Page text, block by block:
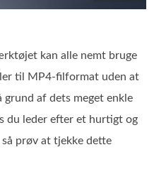
kan alle nemt bruge
til MP4-filformat uden at
grund af dets meget enkle
du leder efter et hurtigt og
prøv at tjekke dette